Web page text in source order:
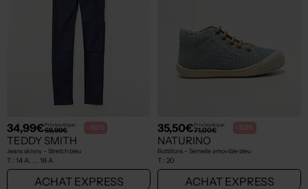
34,99€Prix boutique :
69,99€ -50%
TEDDY SMITH
Jeans skinny - Stretch bleu
T : 14 A, ... 16 A
ACHAT EXPRESS
35,50€Prix boutique :
71,00€ -50%
NATURINO
Bottillons - Semelle amovible bleu
T : 20
ACHAT EXPRESS